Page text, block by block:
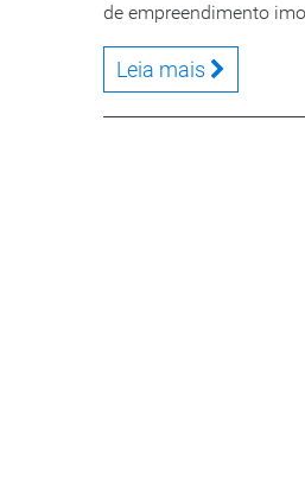
de empreendimento
Leia mais